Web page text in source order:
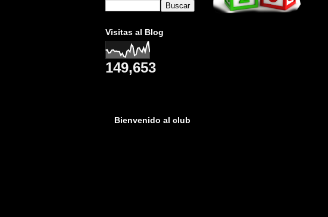
Visitas al Blog
149,653
Bienvenido al club